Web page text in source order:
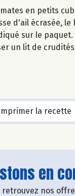
en petits
d'ail écrasée,
sur le paquet.
un lit de
la recette
en
retrouvez nos